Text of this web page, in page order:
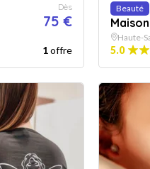
Dès
75 €
1offre
Beauté
Haute-
5.0